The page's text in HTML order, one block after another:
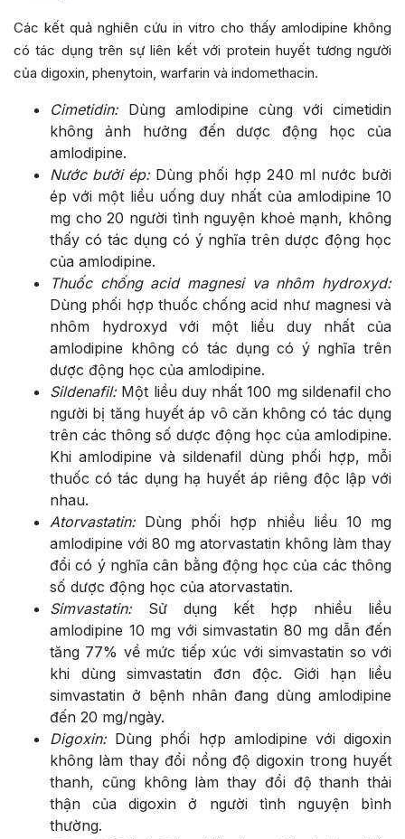
Các kết quả nghiên cứu in vitro cho thấy amlodipine không
có tác dụng trên sự liên kết với protein huyết tương người
của digoxin, phenytoin, warfarin và indomethacin.
Cimetidin: Dùng amlodipine cùng với cimetidin
không ảnh hưởng đến dược động học của
amlodipine.
Nước bưởi ép: Dùng phối hợp 240 ml nước bưởi
ép với một liều uống duy nhất của amlodipine 10
mg cho 20 người tình nguyện khoẻ mạnh, không
thấy có tác dụng có ý nghĩa trên dược động học
của amlodipine.
Thuốc chống acid magnesi va nhôm hydroxyd:
Dùng phối hợp thuốc chống acid như magnesi và
nhôm hydroxyd với một liều duy nhất của
amlodipine không có tác dụng có ý nghĩa trên
dược động học của amlodipine.
Sildenafil: Một liều duy nhất 100 mg sildenafil cho
người bị tăng huyết áp vô căn không có tác dụng
trên các thông số dược động học của amlodipine.
Khi amlodipine và sildenafil dùng phối hợp, mỗi
thuốc có tác dụng hạ huyết áp riêng độc lập với
nhau.
Atorvastatin: Dùng phối hợp nhiều liều 10 mg
amlodipine với 80 mg atorvastatin không làm thay
đổi có ý nghĩa cân bằng động học của các thông
số dược động học của atorvastatin.
Simvastatin: Sử dụng kết hợp nhiều liều
amlodipine 10 mg với simvastatin 80 mg dẫn đến
tăng 77% về mức tiếp xúc với simvastatin so với
khi dùng simvastatin đơn độc. Giới hạn liều
simvastatin ở bệnh nhân đang dùng amlodipine
đến 20 mg/ngày.
Digoxin: Dùng phối hợp amlodipine với digoxin
không làm thay đổi nồng độ digoxin trong huyết
thanh, cũng không làm thay đổi độ thanh thải
thận của digoxin ở người tình nguyện bình
thường.